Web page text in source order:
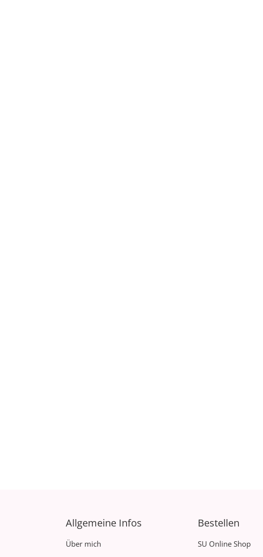
Allgemeine Infos
Über mich
Bestellen
SU Online Shop